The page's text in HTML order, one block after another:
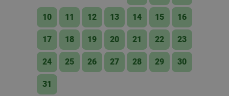
Italiaans 3-gangen keuzediner of -lunch +
digestief bij Made In Italy
Made In Italy
14 min.
Verkocht: 241 Regulier
10 11 12 13 14 15 16
17 18 19 20 21 22 23
24 25 26 27 28 29 30
31